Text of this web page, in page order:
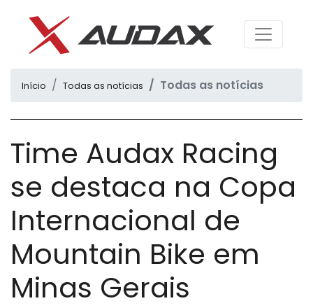
Início Todas as notícias Todas as notícias
Time Audax Racing
se destaca na Copa
Internacional de
Mountain Bike em
Minas Gerais